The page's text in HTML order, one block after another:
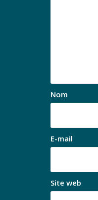
Nom
E-mail
Site web